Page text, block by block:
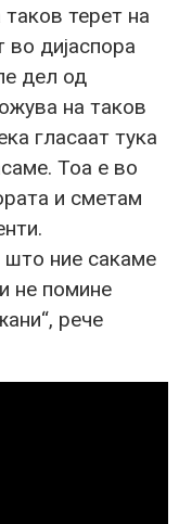
терет на
дијаспора
дел од
на таков
гласаат тука
Тоа е во
и сметам
што ние сакаме
не помине
рече